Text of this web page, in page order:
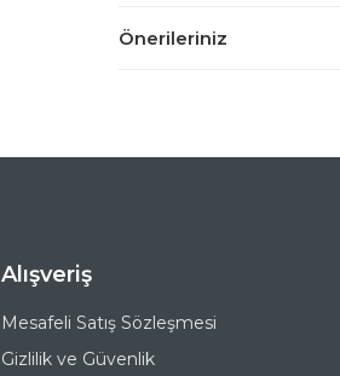
Önerileriniz
Alışveriş
Mesafeli Satış Sözleşmesi
Gizlilik ve Güvenlik